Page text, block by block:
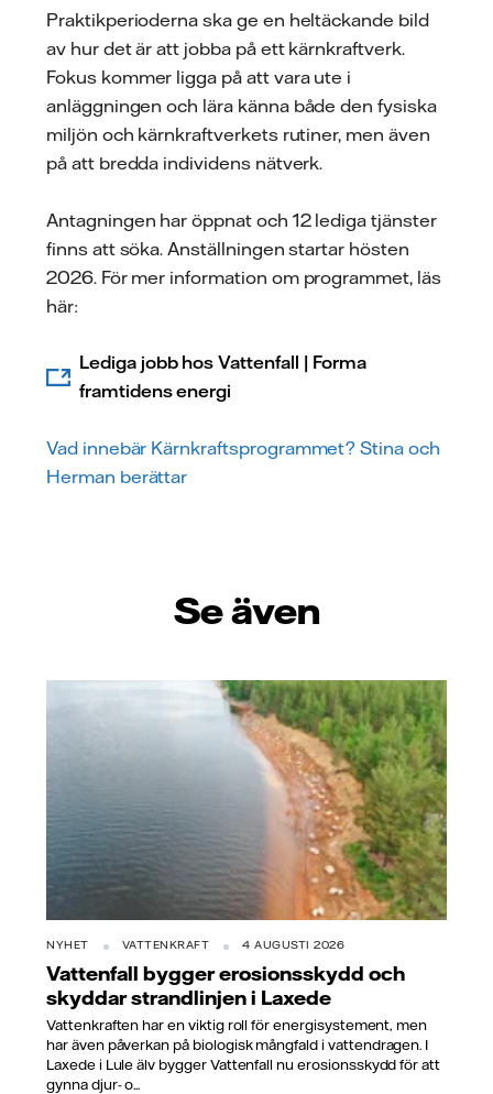
Praktikperioderna ska ge en heltäckande bild
av hur det är att jobba på ett kärnkraftverk.
Fokus kommer ligga på att vara ute i
anläggningen och lära känna både den fysiska
miljön och kärnkraftverkets rutiner, men även
på att bredda individens nätverk.
Antagningen har öppnat och 12 lediga tjänster
finns att söka. Anställningen startar hösten
2026. För mer information om programmet, läs
här:
Lediga jobb hos Vattenfall | Forma
framtidens energi
Vad innebär Kärnkraftsprogrammet? Stina och
Herman berättar
Se även
NYHET VATTENKRAFT 4 AUGUSTI 2026
Vattenfall bygger erosionsskydd och
skyddar strandlinjen i Laxede
Vattenkraften har en viktig roll för energisystement, men
har även påverkan på biologisk mångfald i vattendragen. I
Laxede i Lule älv bygger Vattenfall nu erosionsskydd för att
gynna djur- o...